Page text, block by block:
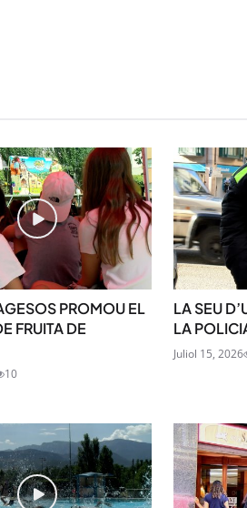
PROMOU EL
FRUITA DE
10
LA SEU
LA
Juliol 15, 2026
STAY